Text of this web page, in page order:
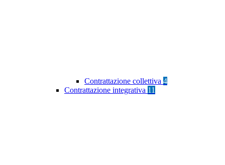
Contrattazione collettiva 4
Contrattazione integrativa 11